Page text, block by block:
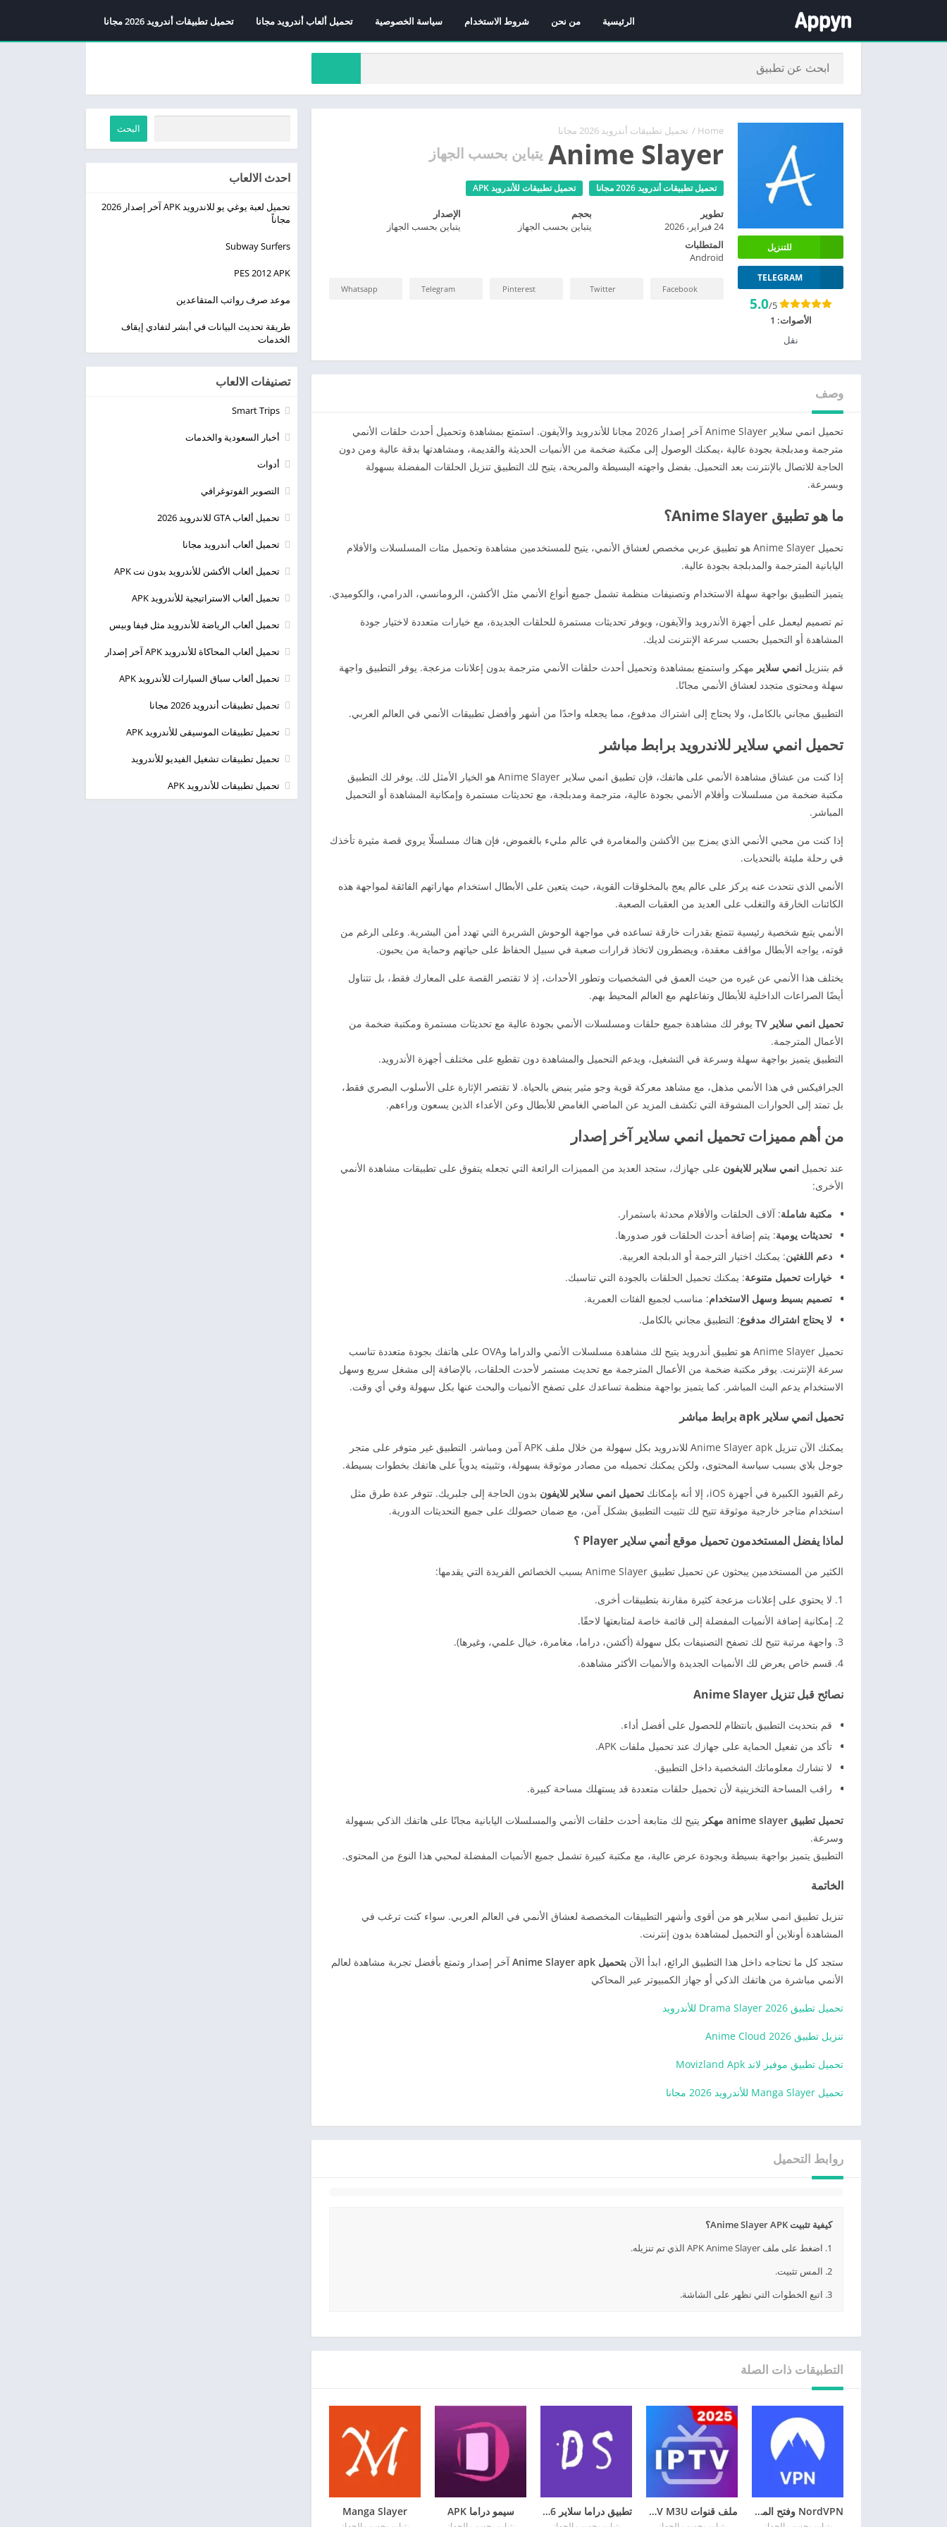
الرئيسية من نحن شروط الاستخدام سياسة الخصوصية تحميل ألعاب أندرويد مجانا تحميل تطبيقات أندرويد 2026 مجانا
Home
/ تحميل تطبيقات أندرويد 2026 مجانا
Anime Slayer يتباين بحسب الجهاز
تحميل تطبيقات أندرويد 2026 مجانا تحميل تطبيقات للأندرويد APK
للتنزيل
TELEGRAM
5.0/5
الأصوات: 1
نقل
تطوير
24 فبراير، 2026
بحجم
يتباين بحسب الجهاز
الإصدار
يتباين بحسب الجهاز
المتطلبات
Android
Facebook
Twitter
Pinterest
Telegram
Whatsapp
وصف
تحميل انمي سلاير Anime Slayer آخر إصدار 2026 مجانا للأندرويد والآيفون. استمتع بمشاهدة وتحميل أحدث حلقات الأنمي
مترجمة ومدبلجة بجودة عالية ،يمكنك الوصول إلى مكتبة ضخمة من الأنميات الحديثة والقديمة، ومشاهدتها بدقة عالية ومن دون
الحاجة للاتصال بالإنترنت بعد التحميل. بفضل واجهته البسيطة والمريحة، يتيح لك التطبيق تنزيل الحلقات المفضلة بسهولة
وبسرعة.
ما هو تطبيق Anime Slayer؟
تحميل Anime Slayer هو تطبيق عربي مخصص لعشاق الأنمي، يتيح للمستخدمين مشاهدة وتحميل مئات المسلسلات والأفلام
اليابانية المترجمة والمدبلجة بجودة عالية.
يتميز التطبيق بواجهة سهلة الاستخدام وتصنيفات منظمة تشمل جميع أنواع الأنمي مثل الأكشن، الرومانسي، الدرامي، والكوميدي.
تم تصميم ليعمل على أجهزة الأندرويد والآيفون، ويوفر تحديثات مستمرة للحلقات الجديدة، مع خيارات متعددة لاختيار جودة
المشاهدة أو التحميل بحسب سرعة الإنترنت لديك.
قم بتنزيل انمي سلاير مهكر واستمتع بمشاهدة وتحميل أحدث حلقات الأنمي مترجمة بدون إعلانات مزعجة. يوفر التطبيق واجهة
سهلة ومحتوى متجدد لعشاق الأنمي مجانًا.
التطبيق مجاني بالكامل، ولا يحتاج إلى اشتراك مدفوع، مما يجعله واحدًا من أشهر وأفضل تطبيقات الأنمي في العالم العربي.
تحميل انمي سلاير للاندرويد برابط مباشر
إذا كنت من عشاق مشاهدة الأنمي على هاتفك، فإن تطبيق انمي سلاير Anime Slayer هو الخيار الأمثل لك. يوفر لك التطبيق
مكتبة ضخمة من مسلسلات وأفلام الأنمي بجودة عالية، مترجمة ومدبلجة، مع تحديثات مستمرة وإمكانية المشاهدة أو التحميل
المباشر.
إذا كنت من محبي الأنمي الذي يمزج بين الأكشن والمغامرة في عالم مليء بالغموض، فإن هناك مسلسلًا يروي قصة مثيرة تأخذك
في رحلة مليئة بالتحديات.
الأنمي الذي نتحدث عنه يركز على عالم يعج بالمخلوقات القوية، حيث يتعين على الأبطال استخدام مهاراتهم الفائقة لمواجهة هذه
الكائنات الخارقة والتغلب على العديد من العقبات الصعبة.
الأنمي يتبع شخصية رئيسية تتمتع بقدرات خارقة تساعده في مواجهة الوحوش الشريرة التي تهدد أمن البشرية. وعلى الرغم من
قوته، يواجه الأبطال مواقف معقدة، ويضطرون لاتخاذ قرارات صعبة في سبيل الحفاظ على حياتهم وحماية من يحبون.
يختلف هذا الأنمي عن غيره من حيث العمق في الشخصيات وتطور الأحداث، إذ لا تقتصر القصة على المعارك فقط، بل تتناول
أيضًا الصراعات الداخلية للأبطال وتفاعلهم مع العالم المحيط بهم.
تحميل انمي سلاير TV
يوفر لك مشاهدة جميع حلقات ومسلسلات الأنمي بجودة عالية مع تحديثات مستمرة ومكتبة ضخمة من
الأعمال المترجمة.
التطبيق يتميز بواجهة سهلة وسرعة في التشغيل، ويدعم التحميل والمشاهدة دون تقطيع على مختلف أجهزة الأندرويد.
الجرافيكس في هذا الأنمي مذهل، مع مشاهد معركة قوية وجو مثير ينبض بالحياة. لا تقتصر الإثارة على الأسلوب البصري فقط،
بل تمتد إلى الحوارات المشوقة التي تكشف المزيد عن الماضي الغامض للأبطال وعن الأعداء الذين يسعون وراءهم.
من أهم مميزات تحميل انمي سلاير آخر إصدار
عند تحميل انمي سلاير للايفون على جهازك، ستجد العديد من المميزات الرائعة التي تجعله يتفوق على تطبيقات مشاهدة الأنمي
الأخرى:
مكتبة شاملة: آلاف الحلقات والأفلام محدثة باستمرار.
تحديثات يومية: يتم إضافة أحدث الحلقات فور صدورها.
دعم اللغتين: يمكنك اختيار الترجمة أو الدبلجة العربية.
خيارات تحميل متنوعة: يمكنك تحميل الحلقات بالجودة التي تناسبك.
تصميم بسيط وسهل الاستخدام: مناسب لجميع الفئات العمرية.
لا يحتاج اشتراك مدفوع: التطبيق مجاني بالكامل.
تحميل Anime Slayer هو تطبيق أندرويد يتيح لك مشاهدة مسلسلات الأنمي والدراما وOVA على هاتفك بجودة متعددة تناسب
سرعة الإنترنت. يوفر مكتبة ضخمة من الأعمال المترجمة مع تحديث مستمر لأحدث الحلقات، بالإضافة إلى مشغل سريع وسهل
الاستخدام يدعم البث المباشر. كما يتميز بواجهة منظمة تساعدك على تصفح الأنميات والبحث عنها بكل سهولة وفي أي وقت.
تحميل انمي سلاير apk برابط مباشر
يمكنك الآن تنزيل Anime Slayer apk للاندرويد بكل سهولة من خلال ملف APK آمن ومباشر. التطبيق غير متوفر على متجر
جوجل بلاي بسبب سياسة المحتوى، ولكن يمكنك تحميله من مصادر موثوقة بسهولة، وتثبيته يدوياً على هاتفك بخطوات بسيطة.
رغم القيود الكبيرة في أجهزة iOS، إلا أنه بإمكانك تحميل انمي سلاير للايفون بدون الحاجة إلى جلبريك. تتوفر عدة طرق مثل
استخدام متاجر خارجية موثوقة تتيح لك تثبيت التطبيق بشكل آمن، مع ضمان حصولك على جميع التحديثات الدورية.
لماذا يفضل المستخدمون تحميل موقع أنمي سلاير Player ؟
الكثير من المستخدمين يبحثون عن تحميل تطبيق Anime Slayer بسبب الخصائص الفريدة التي يقدمها:
لا يحتوي على إعلانات مزعجة كثيرة مقارنة بتطبيقات أخرى.
إمكانية إضافة الأنميات المفضلة إلى قائمة خاصة لمتابعتها لاحقًا.
واجهة مرتبة تتيح لك تصفح التصنيفات بكل سهولة (أكشن، دراما، مغامرة، خيال علمي، وغيرها).
قسم خاص يعرض لك الأنميات الجديدة والأنميات الأكثر مشاهدة.
نصائح قبل تنزيل Anime Slayer
قم بتحديث التطبيق بانتظام للحصول على أفضل أداء.
تأكد من تفعيل الحماية على جهازك عند تحميل ملفات APK.
لا تشارك معلوماتك الشخصية داخل التطبيق.
راقب المساحة التخزينية لأن تحميل حلقات متعددة قد يستهلك مساحة كبيرة.
تحميل تطبيق anime slayer مهكر
يتيح لك متابعة أحدث حلقات الأنمي والمسلسلات اليابانية مجانًا على هاتفك الذكي بسهولة
وسرعة.
التطبيق يتميز بواجهة بسيطة وبجودة عرض عالية، مع مكتبة كبيرة تشمل جميع الأنميات المفضلة لمحبي هذا النوع من المحتوى.
الخاتمة
تنزيل تطبيق انمي سلاير هو من أقوى وأشهر التطبيقات المخصصة لعشاق الأنمي في العالم العربي. سواء كنت ترغب في
المشاهدة أونلاين أو التحميل لمشاهدة بدون إنترنت.
ستجد كل ما تحتاجه داخل هذا التطبيق الرائع، ابدأ الآن بتحميل Anime Slayer apk
آخر إصدار وتمتع بأفضل تجربة مشاهدة لعالم
الأنمي مباشرة من هاتفك الذكي أو جهاز الكمبيوتر عبر المحاكي
تحميل تطبيق 2026 Drama Slayer للأندرويد
تنزيل تطبيق 2026 Anime Cloud
تحميل تطبيق موفيز لاند Movizland Apk
تحميل Manga Slayer للأندرويد 2026 مجانا
روابط التحميل
كيفية تثبيت Anime Slayer APK؟
1. اضغط على ملف APK Anime Slayer الذي تم تنزيله.
2. المس تثبيت.
3. اتبع الخطوات التي تظهر على الشاشة.
التطبيقات ذات الصلة
NordVPN وفتح المواقع المحجوبة ملف قنوات IPTV M3U ونايل سات تطبيق دراما سلاير 2026 سيمو دراما APK Manga Slayer
البحث
احدث الالعاب
تحميل لعبة يوغي يو للاندرويد APK آخر إصدار 2026
مجاناً
Subway Surfers
PES 2012 APK
موعد صرف رواتب المتقاعدين
طريقة تحديث البيانات في أبشر لتفادي إيقاف
الخدمات
تصنيفات الالعاب
Smart Trips
أخبار السعودية والخدمات
أدوات
التصوير الفوتوغرافي
تحميل ألعاب GTA للاندرويد 2026
تحميل ألعاب أندرويد مجانا
تحميل ألعاب الأكشن للأندرويد بدون نت APK
تحميل ألعاب الاستراتيجية للأندرويد APK
تحميل ألعاب الرياضة للأندرويد مثل فيفا وبيس
تحميل ألعاب المحاكاة للأندرويد APK آخر إصدار
تحميل ألعاب سباق السيارات للأندرويد APK
تحميل تطبيقات أندرويد 2026 مجانا
تحميل تطبيقات الموسيقى للأندرويد APK
تحميل تطبيقات تشغيل الفيديو للأندرويد
تحميل تطبيقات للأندرويد APK